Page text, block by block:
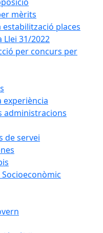
mèrits
places
Llei 31/2022
per concurs per
administracions
de servei